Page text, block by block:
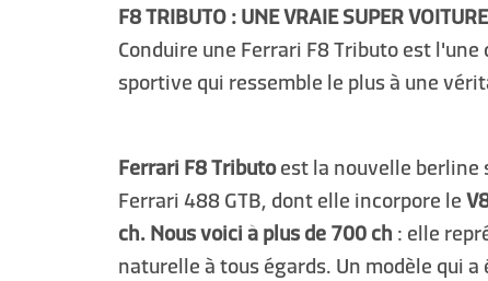
F8 TRIBUTO : UNE VRAIE SUPER VOITURE
Conduire une Ferrari F8 Tributo est l'une
sportive qui ressemble le plus à une
Ferrari F8 Tributoest la nouvelle berline
Ferrari 488 GTB, dont elle incorpore le
ch. Nous voici à plus de 700 ch : elle
naturelle à tous égards. Un modèle qui